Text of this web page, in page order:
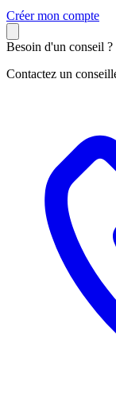
Créer mon compte
Besoin d'un conseil ?
Contactez un